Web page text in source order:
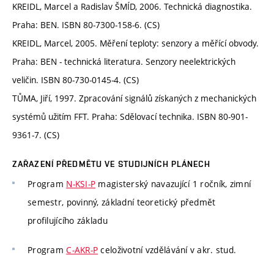
KREIDL, Marcel a Radislav ŠMÍD, 2006. Technická diagnostika.
Praha: BEN. ISBN 80-7300-158-6. (CS)
KREIDL, Marcel, 2005. Měření teploty: senzory a měřící obvody.
Praha: BEN - technická literatura. Senzory neelektrických
veličin. ISBN 80-730-0145-4. (CS)
TŮMA, Jiří, 1997. Zpracování signálů získaných z mechanických
systémů užitím FFT. Praha: Sdělovací technika. ISBN 80-901-
9361-7. (CS)
ZAŘAZENÍ PŘEDMĚTU VE STUDIJNÍCH PLÁNECH
Program N-KSI-P magisterský navazující 1 ročník, zimní
semestr, povinný, základní teoretický předmět
profilujícího základu
ProgramC-AKR-P celoživotní vzdělávání v akr. stud.